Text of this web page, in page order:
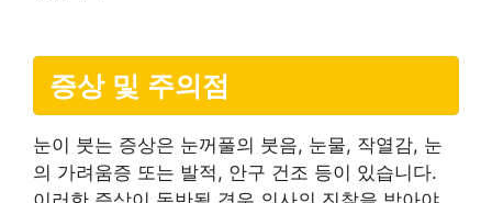
증상 및 주의점
눈이 붓는 증상은 눈꺼풀의 붓음, 눈물, 작열감, 눈
의 가려움증 또는 발적, 안구 건조 등이 있습니다.